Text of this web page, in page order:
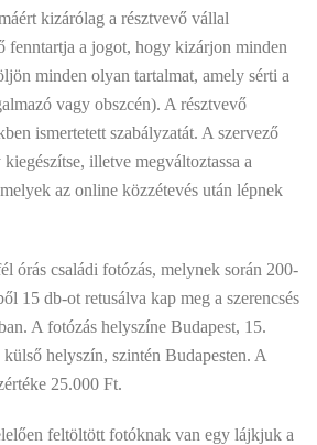
kizárólag a résztvevő vállal
fenntartja a jogot, hogy kizárjon minden
minden olyan tartalmat, amely sérti a
vagy obszcén). A résztvevő
ismertetett szabályzatát. A szervező
illetve megváltoztassa a
az online közzétevés után lépnek
órás családi fotózás, melynek során 200-
15 db-ot retusálva kap meg a szerencsés
A fotózás helyszíne Budapest, 15.
helyszín, szintén Budapesten. A
25.000 Ft.
feltöltött fotóknak van egy lájkjuk a